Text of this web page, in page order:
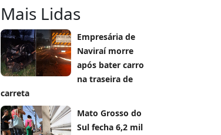
Mais Lidas
Empresária de
Naviraí morre
após bater carro
na traseira de
carreta
Mato Grosso do
Sul fecha 6,2 mil